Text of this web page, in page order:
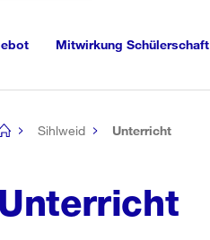
Mitwirkung Schülerschaft
Sihlweid Unterricht
Unterricht